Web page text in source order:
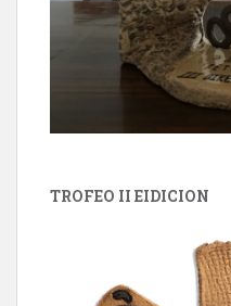
TROFEO II EIDICION